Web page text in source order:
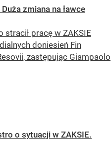
zmiana na ławce
stracił pracę w ZAKSIE
doniesień Fin
zastępując Giampaolo
o sytuacji w ZAKSIE.